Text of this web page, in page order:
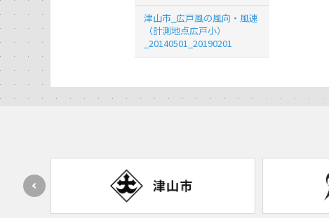
津山市_広戸風の風向・風速
（計測地点広戸小）
_20140501_20190201